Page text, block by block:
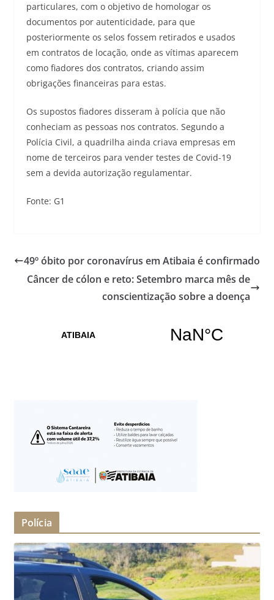
particulares, com o objetivo de homologar os
documentos por autenticidade, para que
posteriormente os selos fossem retirados e usados
em contratos de locação, onde as vítimas aparecem
como fiadores dos contratos, criando assim
obrigações financeiras para estas.
Os supostos fiadores disseram à polícia que não
conheciam as pessoas nos contratos. Segundo a
Polícia Civil, a quadrilha ainda criava empresas em
nome de terceiros para vender testes de Covid-19
sem a devida autorização regulamentar.
Fonte: G1
49º óbito por coronavírus em Atibaia é confirmado
Câncer de cólon e reto: Setembro marca mês de
conscientização sobre a doença
Polícia